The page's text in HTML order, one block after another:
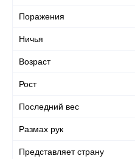
Поражения
Ничья
Возраст
Рост
Последний вес
Размах рук
Представляет страну